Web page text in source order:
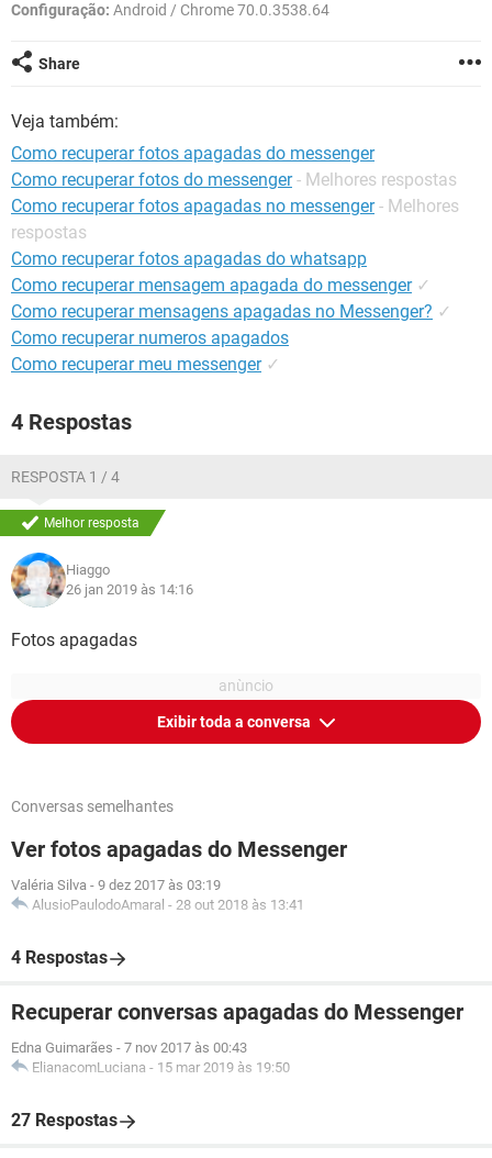
GUIA DE COMPRAS
Configuração: Android / Chrome 70.0.3538.64
Share
Veja também:
Como recuperar fotos apagadas do messenger
Como recuperar fotos do messenger - Melhores respostas
Como recuperar fotos apagadas no messenger - Melhores
respostas
Como recuperar fotos apagadas do whatsapp
Como recuperar mensagem apagada do messenger ✓
Como recuperar mensagens apagadas no Messenger? ✓
Como recuperar numeros apagados
Como recuperar meu messenger ✓
4 Respostas
RESPOSTA 1 / 4
Melhor resposta
Hiaggo
26 jan 2019 às 14:16
Fotos apagadas
Exibir toda a conversa
Conversas semelhantes
Ver fotos apagadas do Messenger
Valéria Silva - 9 dez 2017 às 03:19
AlusioPaulodoAmaral - 28 out 2018 às 13:41
4 Respostas
Recuperar conversas apagadas do Messenger
Edna Guimarães - 7 nov 2017 às 00:43
ElianacomLuciana - 15 mar 2019 às 19:50
27 Respostas